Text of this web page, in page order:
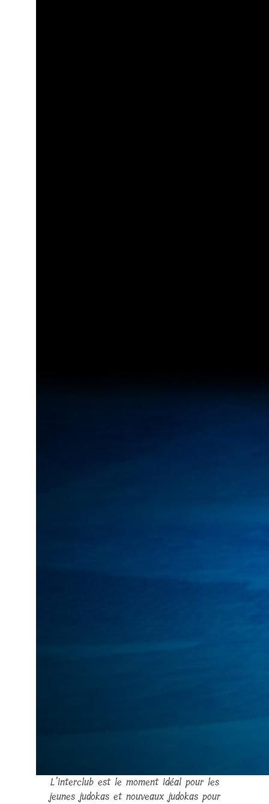
L’interclub est le moment idéal pour les
jeunes judokas et nouveaux judokas pour